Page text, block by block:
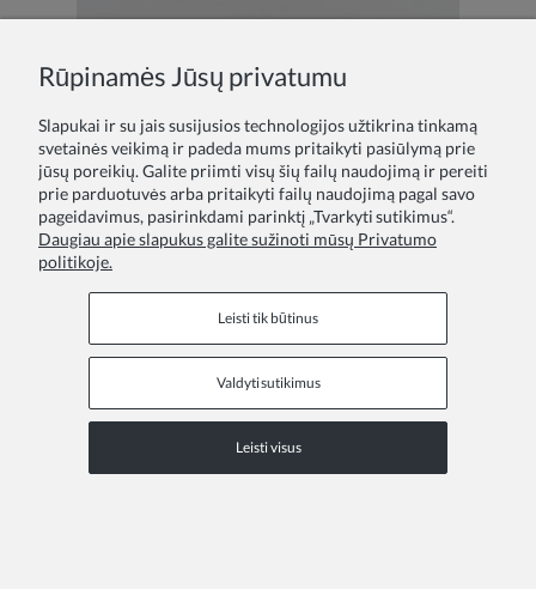
Suknelė mergaitei Rosie abrikosų
35,00 €
Rūpinamės Jūsų privatumu
Slapukai ir su jais susijusios technologijos užtikrina tinkamą
svetainės veikimą ir padeda mums pritaikyti pasiūlymą prie
jūsų poreikių. Galite priimti visų šių failų naudojimą ir pereiti
prie parduotuvės arba pritaikyti failų naudojimą pagal savo
pageidavimus, pasirinkdami parinktį „Tvarkyti sutikimus“.
Daugiau apie slapukus galite sužinoti mūsų Privatumo
politikoje.
Leisti tik būtinus
Valdyti sutikimus
Leisti visus